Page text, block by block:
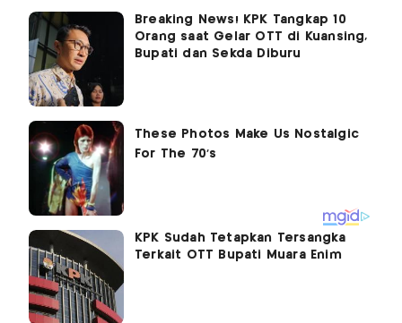
Breaking News! KPK Tangkap 10
Orang saat Gelar OTT di Kuansing,
Bupati dan Sekda Diburu
KPK Sudah Tetapkan Tersangka
Terkait OTT Bupati Muara Enim